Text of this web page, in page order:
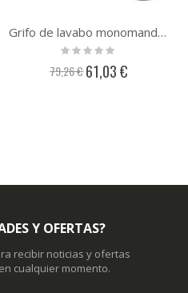
Grifo de lavabo monomando Imex Nassau BDU014-1
Rating:
0%
79,26 € Precio
especial
61,03 €
Y OFERTAS?
recibir noticias y ofertas
cualquier momento.